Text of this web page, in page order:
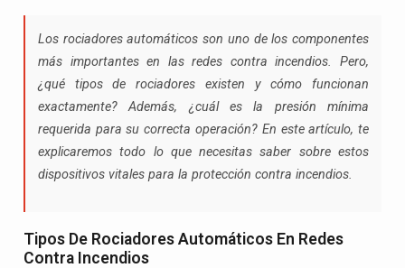
Los rociadores automáticos son uno de los componentes
más importantes en las redes contra incendios. Pero,
¿qué tipos de rociadores existen y cómo funcionan
exactamente? Además, ¿cuál es la presión mínima
requerida para su correcta operación? En este artículo, te
explicaremos todo lo que necesitas saber sobre estos
dispositivos vitales para la protección contra incendios.
Tipos De Rociadores Automáticos En Redes
Contra Incendios